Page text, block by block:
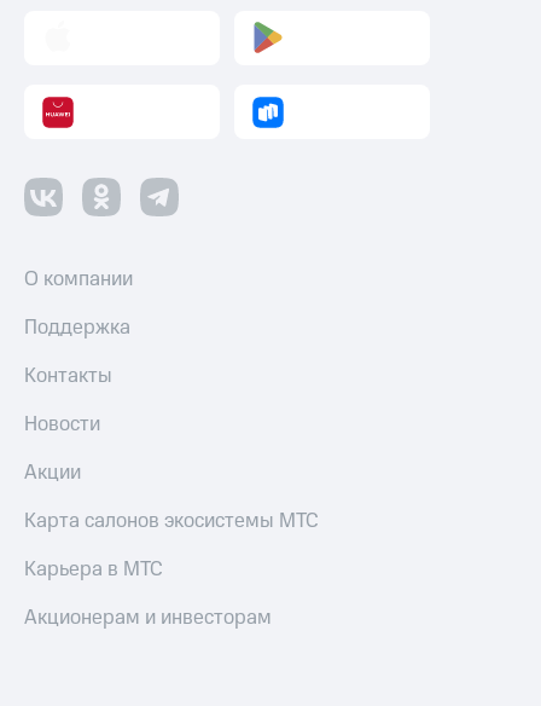
О компании
Поддержка
Контакты
Новости
Акции
Карта салонов экосистемы МТС
Карьера в МТС
Акционерам и инвесторам